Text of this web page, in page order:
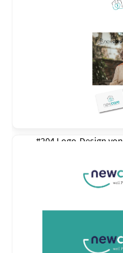
#204 Logo-Design von